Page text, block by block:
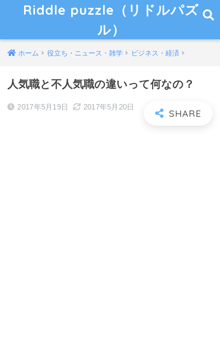
Riddle puzzle（リドルパズ
ル）
ホーム 役立ち・ニュース・雑学 ビジネス・経済
人気職と不人気職の違いって何なの？
2017年5月19日 2017年5月20日